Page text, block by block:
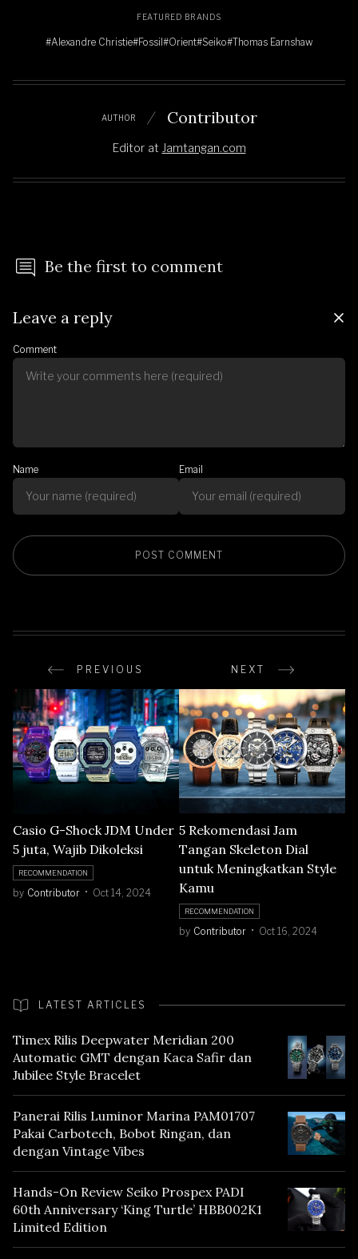
FEATURED BRANDS
#Alexandre Christie#Fossil #Orient#Seiko#Thomas Earnshaw
AUTHOR Contributor
Editor at Jamtangan.com
Be the first to comment
Leave a reply
Comment
Name Email
PREVIOUS NEXT
Casio G-Shock JDM Under
5 juta, Wajib Dikoleksi
RECOMMENDATION
by Contributor Oct 14, 2024
5 Rekomendasi Jam
Tangan Skeleton Dial
untuk Meningkatkan Style
Kamu
RECOMMENDATION
by Contributor Oct 16, 2024
LATEST ARTICLES
Timex Rilis Deepwater Meridian 200
Automatic GMT dengan Kaca Safir dan
Jubilee Style Bracelet
Panerai Rilis Luminor Marina PAM01707
Pakai Carbotech, Bobot Ringan, dan
dengan Vintage Vibes
Hands-On Review Seiko Prospex PADI
60th Anniversary ‘King Turtle’ HBB002K1
Limited Edition